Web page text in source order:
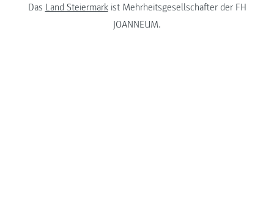
Das Land Steiermarkist Mehrheitsgesellschafter der FH
JOANNEUM.